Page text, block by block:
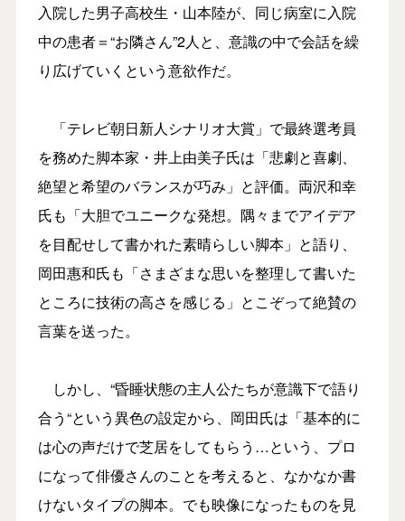
入院した男子高校生・山本陸が、同じ病室に入院
中の患者＝“お隣さん”2人と、意識の中で会話を繰
り広げていくという意欲作だ。
「テレビ朝日新人シナリオ大賞」で最終選考員
を務めた脚本家・井上由美子氏は「悲劇と喜劇、
絶望と希望のバランスが巧み」と評価。両沢和幸
氏も「大胆でユニークな発想。隅々までアイデア
を目配せして書かれた素晴らしい脚本」と語り、
岡田惠和氏も「さまざまな思いを整理して書いた
ところに技術の高さを感じる」とこぞって絶賛の
言葉を送った。
しかし、“昏睡状態の主人公たちが意識下で語り
合う“という異色の設定から、岡田氏は「基本的に
は心の声だけで芝居をしてもらう…という、プロ
になって俳優さんのことを考えると、なかなか書
けないタイプの脚本。でも映像になったものを見